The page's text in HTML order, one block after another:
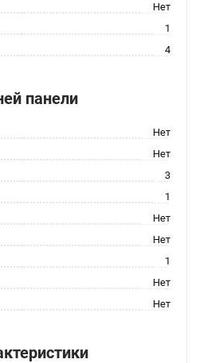
Нет
1
4
панели
Нет
Нет
3
1
Нет
Нет
1
Нет
Нет